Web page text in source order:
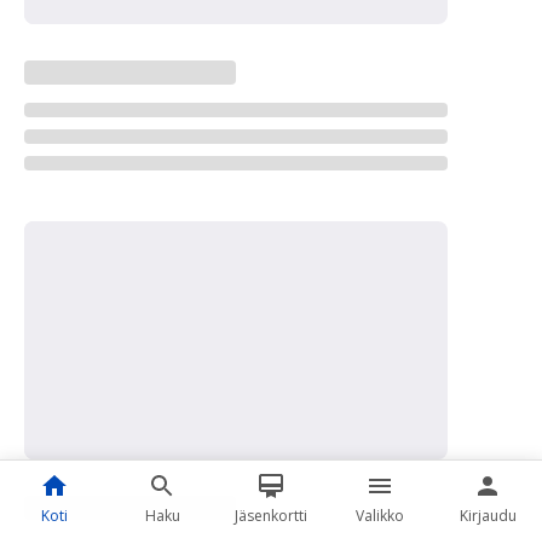
Koti Haku Jäsenkortti Valikko Kirjaudu